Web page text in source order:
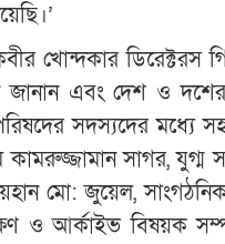
ডিরেক্টরস গিল্ড
এবং দেশ ও
পরিষদের সদস্যদের
সাগর, যুগ্ম
মো: জুয়েল,
ও আর্কাইভ বিষয়ক